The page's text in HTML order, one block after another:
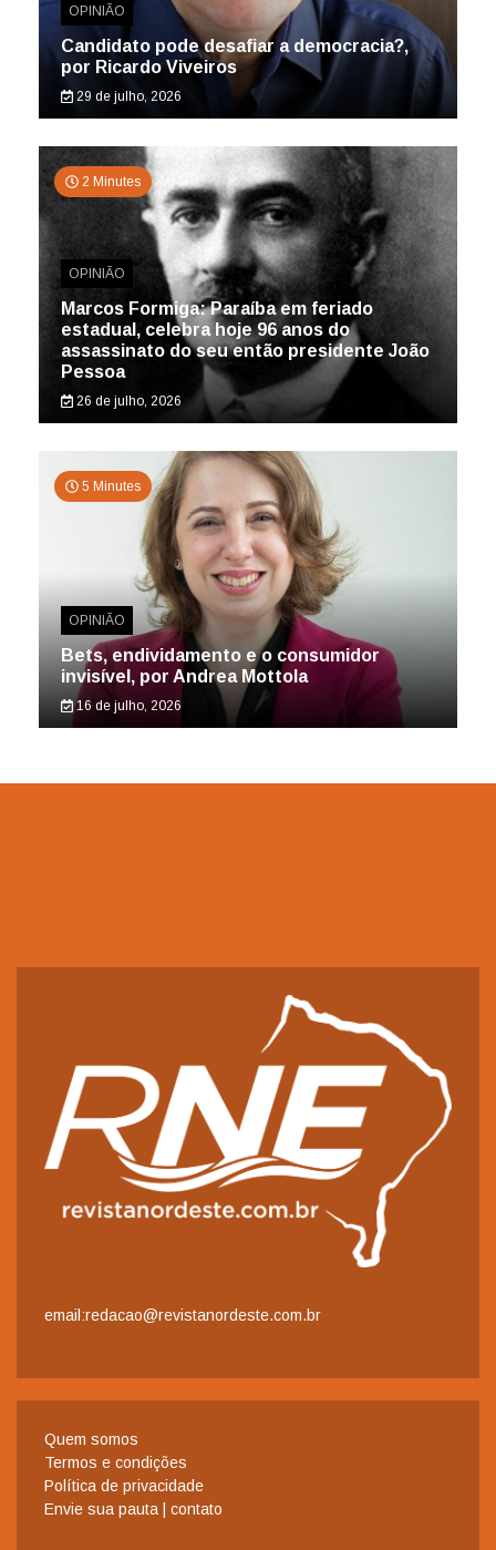
OPINIÃO
Candidato pode desafiar a democracia?,
por Ricardo Viveiros
29 de julho, 2026
2 Minutes
OPINIÃO
Marcos Formiga: Paraíba em feriado
estadual, celebra hoje 96 anos do
assassinato do seu então presidente João
Pessoa
26 de julho, 2026
5 Minutes
OPINIÃO
Bets, endividamento e o consumidor
invisível, por Andrea Mottola
16 de julho, 2026
email:redacao@revistanordeste.com.br
Quem somos
Termos e condições
Política de privacidade
Envie sua pauta | contato